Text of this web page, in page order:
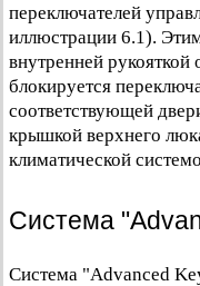
переключателей
иллюстрации 6.1).
внутренней
блокируется
соответствующей
крышкой верхнего
климатической
Система
Система "Advanced